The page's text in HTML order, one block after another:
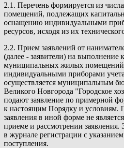
2.1. Перечень формируется из
помещений, подлежащих
оснащению индивидуальными
ресурсов, исходя из их
2.2. Прием заявлений от
(далее - заявители) на выполнение
муниципальных жилых
индивидуальными приборами
осуществляется муниципальным
Великого Новгорода "Городское
подают заявление по примерной
к настоящим Порядку и условиям.
заявления в иной форме не
приеме и рассмотрении заявления.
в журнале регистрации с
поступления.